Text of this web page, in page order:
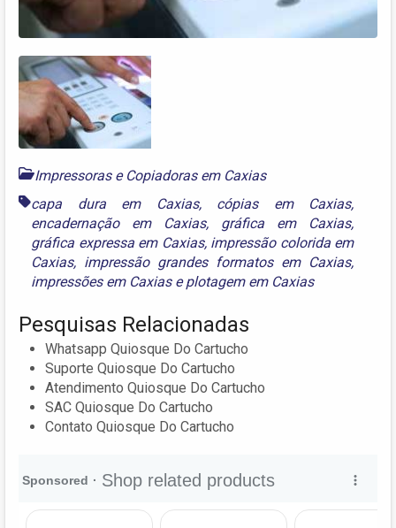
Impressoras e Copiadoras em Caxias
capa dura em Caxias, cópias em Caxias,
encadernação em Caxias, gráfica em Caxias,
gráfica expressa em Caxias, impressão colorida em
Caxias, impressão grandes formatos em Caxias,
impressões em Caxiaseplotagem em Caxias
Pesquisas Relacionadas
Whatsapp Quiosque Do Cartucho
Suporte Quiosque Do Cartucho
Atendimento Quiosque Do Cartucho
SAC Quiosque Do Cartucho
Contato Quiosque Do Cartucho